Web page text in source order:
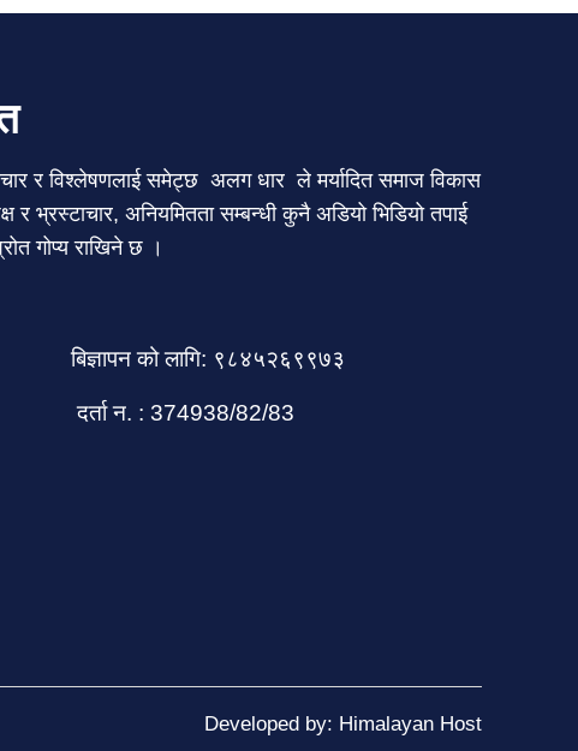
र विश्लेषणलाई समेट्छ अलग धार ले मर्यादित समाज विकास
अनियमितता सम्बन्धी कुनै अडियो भिडियो तपाई
गोप्य राखिने छ ।
बिज्ञापन को लागि: ९८४५२६९९७३
दर्ता न. : 374938/82/83
Developed by: Himalayan Host